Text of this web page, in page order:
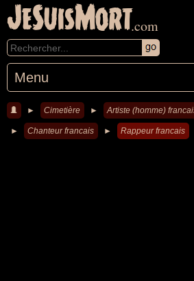
JeSuisMort.com
Menu
► Cimetière ► Artiste (homme)
► Chanteur francais ► Rappeur francais